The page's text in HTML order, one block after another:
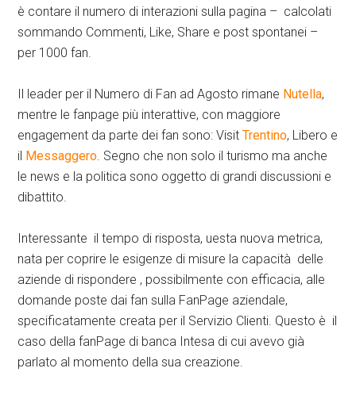
è contare il numero di interazioni sulla pagina – calcolati
sommando Commenti, Like, Share e post spontanei –
per 1000 fan.
Il leader per il Numero di Fan ad Agosto rimane Nutella,
mentre le fanpage più interattive, con maggiore
engagement da parte dei fan sono: VisitTrentino, Libero e
il Messaggero. Segno che non solo il turismo ma anche
le news e la politica sono oggetto di grandi discussioni e
dibattito.
Interessante il tempo di risposta, uesta nuova metrica,
nata per coprire le esigenze di misure la capacità delle
aziende di rispondere , possibilmente con efficacia, alle
domande poste dai fan sulla FanPage aziendale,
specificatamente creata per il Servizio Clienti. Questo è il
caso della fanPage di banca Intesa di cui avevo già
parlato al momento della sua creazione.